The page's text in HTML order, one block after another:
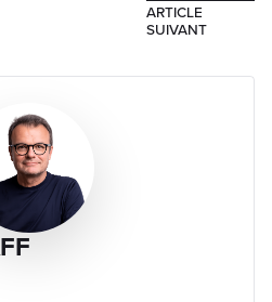
ARTICLE
SUIVANT